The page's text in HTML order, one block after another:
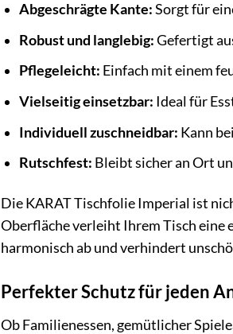
Abgeschrägte Kante:Sorgt für
Robust und langlebig:Gefertigt
Pflegeleicht: Einfach mit einem
Vielseitig einsetzbar: Ideal für
Individuell zuschneidbar: Kann
Rutschfest: Bleibt sicher an Ort
Die KARAT Tischfolie Imperial ist
Oberfläche verleiht Ihrem Tisch eine
harmonisch ab und verhindert
Perfekter Schutz für jeden
Ob Familienessen, gemütlicher